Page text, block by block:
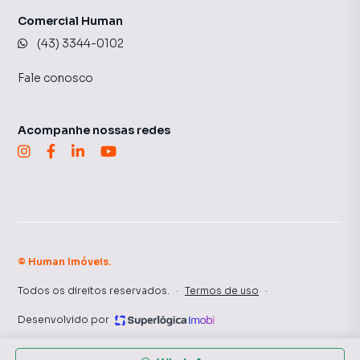
estratégica em Londrina, este flat reúne tudo isso em um
único lugar.
Comercial Human
(43) 3344-0102
Fale conosco
Acompanhe nossas redes
© Human Imóveis.
Todos os direitos reservados. · Termos de uso ·
Desenvolvido por